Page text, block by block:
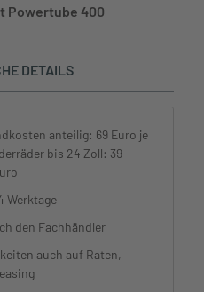
Powertube 400
DETAILS
anteilig: 69 Euro je
bis 24 Zoll: 39
Werktage
den Fachhändler
auch auf Raten,